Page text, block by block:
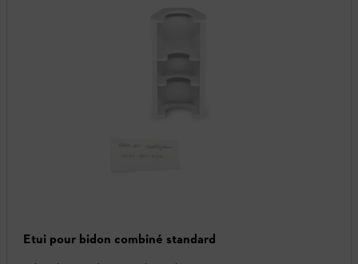
Etui pour bidon combiné standard